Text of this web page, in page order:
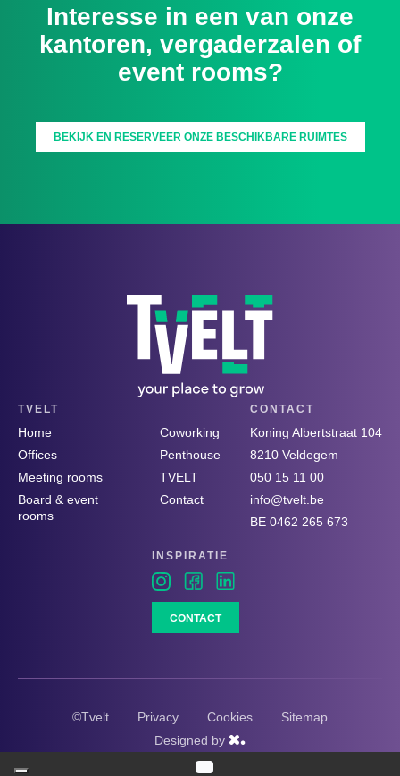
Interesse in een van onze
kantoren, vergaderzalen of
event rooms?
BEKIJK EN RESERVEER ONZE BESCHIKBARE RUIMTES
TVELT
Home
Offices
Meeting rooms
Board & event
rooms
Coworking
Penthouse
TVELT
Contact
CONTACT
Koning Albertstraat 104
8210 Veldegem
050 15 11 00
info@tvelt.be
BE 0462 265 673
INSPIRATIE
CONTACT
©Tvelt Privacy Cookies
Sitemap
Designed by